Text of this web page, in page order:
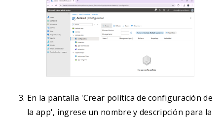
En la pantalla 'Crear política de configuración de
la app', ingrese un nombre y descripción para la